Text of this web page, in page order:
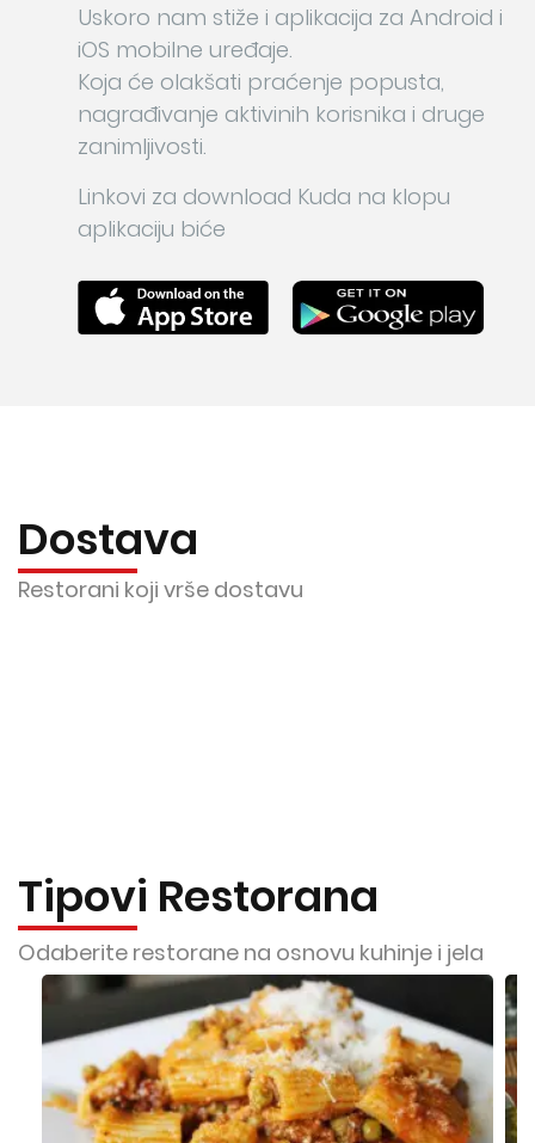
Uskoro nam stiže i aplikacija za Android i
iOS mobilne uređaje.
Koja će olakšati praćenje popusta,
nagrađivanje aktivinih korisnika i druge
zanimljivosti.
Linkovi za download Kuda na klopu
aplikaciju biće
Dostava
Restorani koji vrše dostavu
Tipovi Restorana
Odaberite restorane na osnovu kuhinje i jela